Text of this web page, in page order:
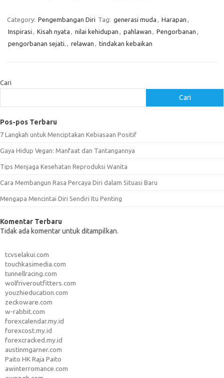
Category: Pengembangan Diri Tag: generasi muda , Harapan ,
Inspirasi , Kisah nyata , nilai kehidupan , pahlawan , Pengorbanan ,
pengorbanan sejati. , relawan , tindakan kebaikan
Cari
Cari
Pos-pos Terbaru
7 Langkah untuk Menciptakan Kebiasaan Positif
Gaya Hidup Vegan: Manfaat dan Tantangannya
Tips Menjaga Kesehatan Reproduksi Wanita
Cara Membangun Rasa Percaya Diri dalam Situasi Baru
Mengapa Mencintai Diri Sendiri Itu Penting
Komentar Terbaru
Tidak ada komentar untuk ditampilkan.
tcvselakui.com
touchkasimedia.com
tunnellracing.com
wolfriveroutfitters.com
youzhieducation.com
zeckoware.com
w-rabbit.com
forexcalendar.my.id
forexcost.my.id
forexcracked.my.id
austinmgarner.com
Paito HK Raja Paito
awinterromance.com